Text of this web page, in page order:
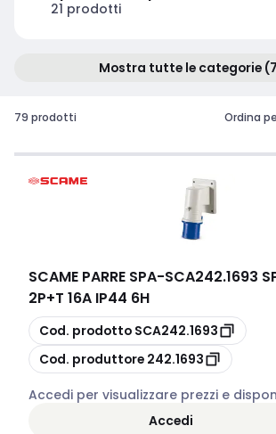
21 prodotti
Mostra tutte le categorie
79 prodotti Ordina
SCAME PARRE SPA-SCA242.1693
2P+T 16A IP44 6H
copia
Cod. prodotto SCA242.1693
copia
Cod. produttore 242.1693
Accedi per visualizzare prezzi e
Accedi